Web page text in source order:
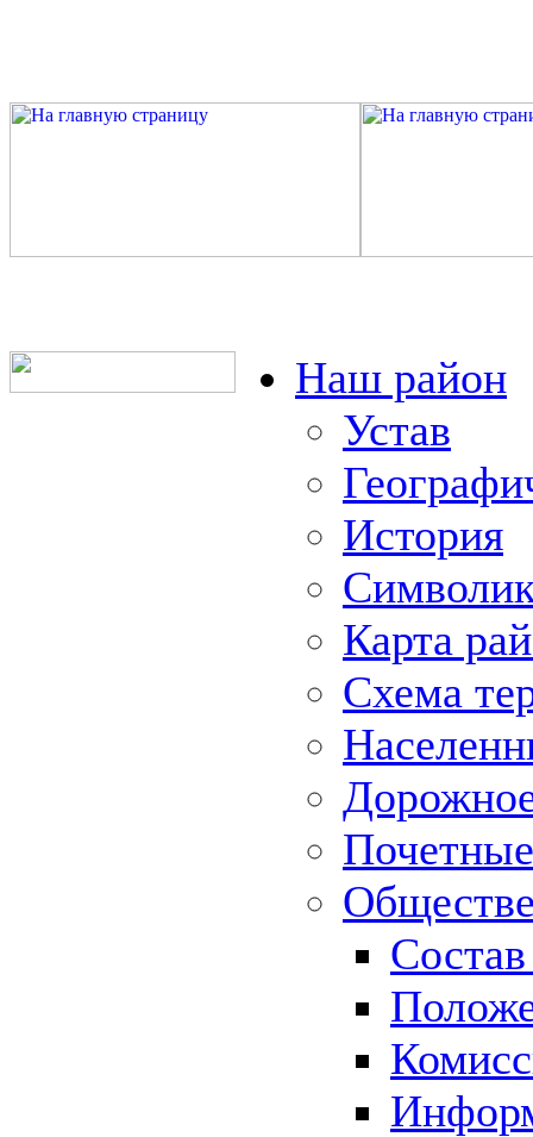
Наш район
Устав
История
Карта
Схема